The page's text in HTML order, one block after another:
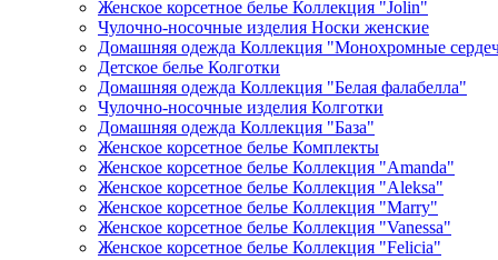
Женское корсетное белье Коллекция "Jolin"
Чулочно-носочные изделия Носки женские
Домашняя одежда Коллекция "Монохромные
Детское белье Колготки
Домашняя одежда Коллекция "Белая фалабелла"
Чулочно-носочные изделия Колготки
Домашняя одежда Коллекция "База"
Женское корсетное белье Комплекты
Женское корсетное белье Коллекция "Amanda"
Женское корсетное белье Коллекция "Aleksa"
Женское корсетное белье Коллекция "Marry"
Женское корсетное белье Коллекция "Vanessa"
Женское корсетное белье Коллекция "Felicia"